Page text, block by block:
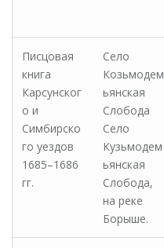
Писцовая
книга
Карсунског
о и
Симбирско
го уездов
1685–1686
гг.
Село
Козьмодем
ьянская
Слобода
Село
Кузьмодем
ьянская
Слобода,
на реке
Борыше.